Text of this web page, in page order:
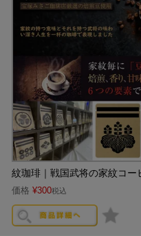
紋珈琲｜戦国武将の家紋コー
価格 ¥300税込